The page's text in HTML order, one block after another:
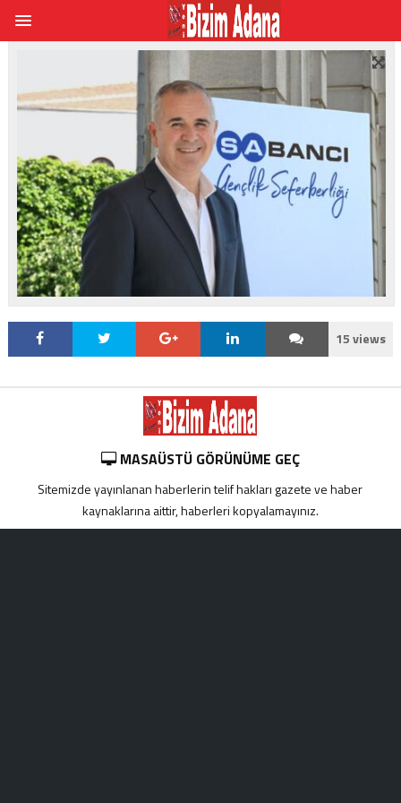
15 views
MASAÜSTÜ GÖRÜNÜME GEÇ
Sitemizde yayınlanan haberlerin telif hakları gazete ve haber
kaynaklarına aittir, haberleri kopyalamayınız.